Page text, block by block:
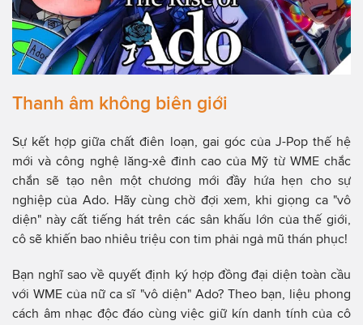
Thanh âm không biên giới
Sự kết hợp giữa chất điên loạn, gai góc của J-Pop thế hệ
mới và công nghệ lăng-xê đỉnh cao của Mỹ từ WME chắc
chắn sẽ tạo nên một chương mới đầy hứa hẹn cho sự
nghiệp của Ado. Hãy cùng chờ đợi xem, khi giọng ca "vô
diện" này cất tiếng hát trên các sân khấu lớn của thế giới,
cô sẽ khiến bao nhiêu triệu con tim phải ngả mũ thán phục!
Bạn nghĩ sao về quyết định ký hợp đồng đại diện toàn cầu
với WME của nữ ca sĩ "vô diện" Ado? Theo bạn, liệu phong
cách âm nhạc độc đáo cùng việc giữ kín danh tính của cô